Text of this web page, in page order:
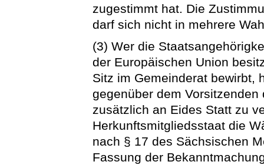
zugestimmt hat. Die
darf sich nicht in mehrere
(3) Wer die
der Europäischen Union
Sitz im Gemeinderat bewirbt,
gegenüber dem
zusätzlich an Eides Statt zu
Herkunftsmitgliedsstaat die
nach § 17 des Sächsischen
Fassung der